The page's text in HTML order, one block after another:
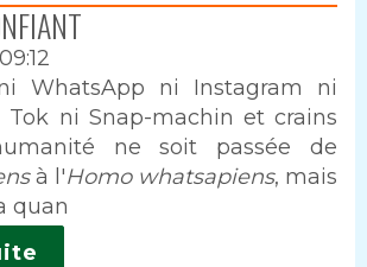
ni Instagram ni
ni Snap-machin et crains
ne soit passée de
à l'Homo whatsapiens, mais
quan